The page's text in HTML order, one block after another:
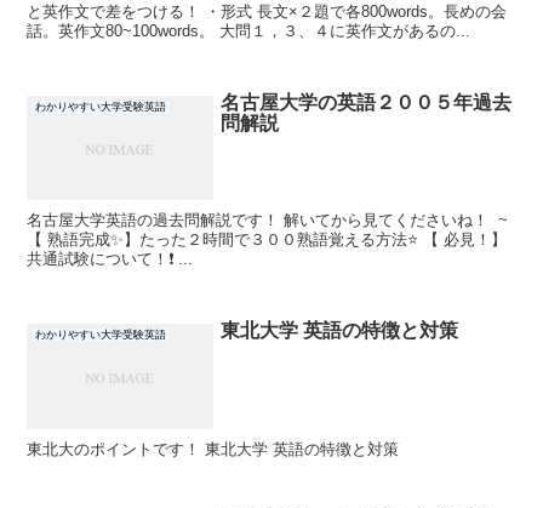
と英作文で差をつける！ ・形式 長文×２題で各800words。長めの会
話。英作文80~100words。 大問１，３、４に英作文があるの...
わかりやすい大学受験英語
名古屋大学の英語２００５年過去
問解説
名古屋大学英語の過去問解説です！ 解いてから見てくださいね！ ~
【 熟語完成✨】たった２時間で３００熟語覚える方法⭐ 【 必見！】
共通試験について！❗ ...
わかりやすい大学受験英語 東北大学 英語の特徴と対策
東北大のポイントです！ 東北大学 英語の特徴と対策